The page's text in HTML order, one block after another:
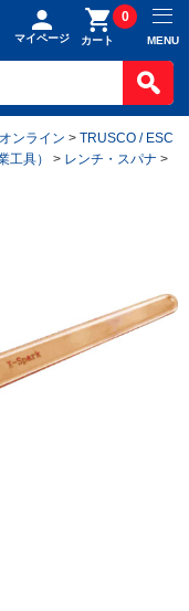
マイページ カート
0
MENU
ンライン > TRUSCO / ESC
工具） > レンチ・スパナ >